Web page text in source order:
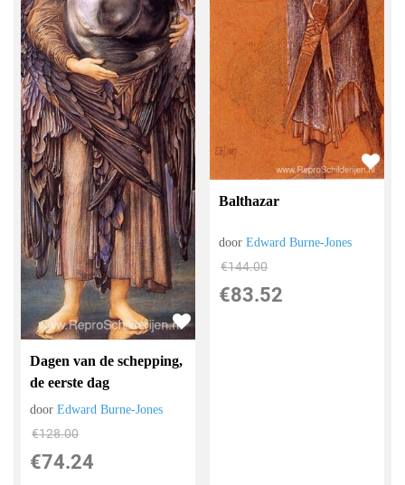
Dagen van de schepping,
de eerste dag
doorEdward Burne-Jones
€128.00
€74.24
Balthazar
doorEdward Burne-Jones
€144.00
€83.52